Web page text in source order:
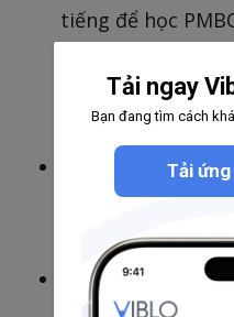
tiếng để học
dùng cả PMP
liệu này trước và
đã nói ở trên.
Nên đọc tài liệu
dấu những chỗ
trong lần đọc
Chỉ có khoảng 5-
Tải ngay
Bạn đang tìm cách
Tải